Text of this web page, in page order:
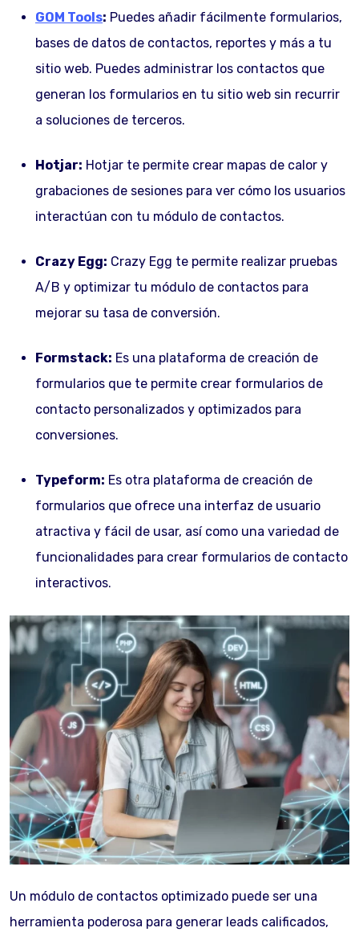
GOM Tools: Puedes añadir fácilmente formularios,
bases de datos de contactos, reportes y más a tu
sitio web. Puedes administrar los contactos que
generan los formularios en tu sitio web sin recurrir
a soluciones de terceros.
Hotjar: Hotjar te permite crear mapas de calor y
grabaciones de sesiones para ver cómo los usuarios
interactúan con tu módulo de contactos.
Crazy Egg: Crazy Egg te permite realizar pruebas
A/B y optimizar tu módulo de contactos para
mejorar su tasa de conversión.
Formstack: Es una plataforma de creación de
formularios que te permite crear formularios de
contacto personalizados y optimizados para
conversiones.
Typeform: Es otra plataforma de creación de
formularios que ofrece una interfaz de usuario
atractiva y fácil de usar, así como una variedad de
funcionalidades para crear formularios de contacto
interactivos.
Un módulo de contactos optimizado puede ser una
herramienta poderosa para generar leads calificados,